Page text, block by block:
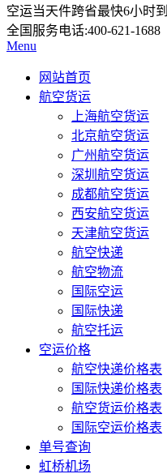
空运当天件跨省最快6小时
全国服务电话:400-621-1688
Menu
网站首页
航空货运
上海航空货运
北京航空货运
广州航空货运
深圳航空货运
成都航空货运
西安航空货运
天津航空货运
航空快递
航空物流
国际空运
国际快递
航空托运
空运价格
航空快递价格表
国际快递价格表
航空货运价格表
国际空运价格表
单号查询
虹桥机场